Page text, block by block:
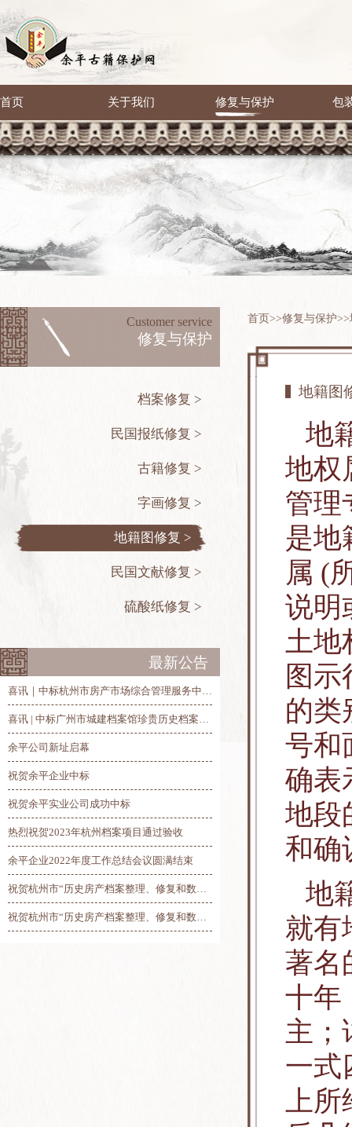
首页 关于我们 修复与保护 包
Customer service
修复与保护
档案修复 >
民国报纸修复 >
古籍修复 >
字画修复 >
地籍图修复 >
民国文献修复 >
硫酸纸修复 >
最新公告
余平公司新址启幕
祝贺余平企业中标
祝贺余平实业公司成功中标
热烈祝贺2023年杭州档案项目通过验收
余平企业2022年度工作总结会议圆满结束
首页>>修复与保护>>
地籍图
地
地权
管理
是地
属 (
说明
土地
图
的类
号和
确表
地段
和确
地
就有
著名
十年
主；
一式
上